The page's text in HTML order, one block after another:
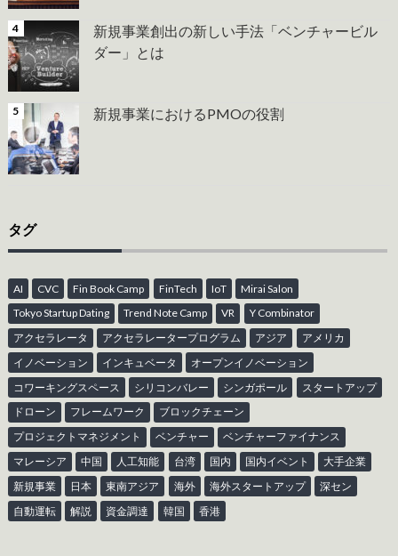
新規事業創出の新しい手法「ベンチャービル
ダー」とは
新規事業におけるPMOの役割
タグ
AI CVC Fin Book Camp FinTech IoT
Mirai Salon
Tokyo Startup Dating
Trend Note Camp VR
Y Combinator
アクセラレータ
アクセラレータープログラム アジア
アメリカ
イノベーション
インキュベータ
オープンイノベーション
コワーキングスペース
シリコンバレー シンガポール
スタートアップ
ドローン
フレームワーク
ブロックチェーン
プロジェクトマネジメント
ベンチャー
ベンチャーファイナンス
マレーシア
中国 人工知能 台湾 国内 国内イベント
大手企業
新規事業
日本 東南アジア 海外 海外スタートアップ
深セン
自動運転
解説 資金調達 韓国 香港